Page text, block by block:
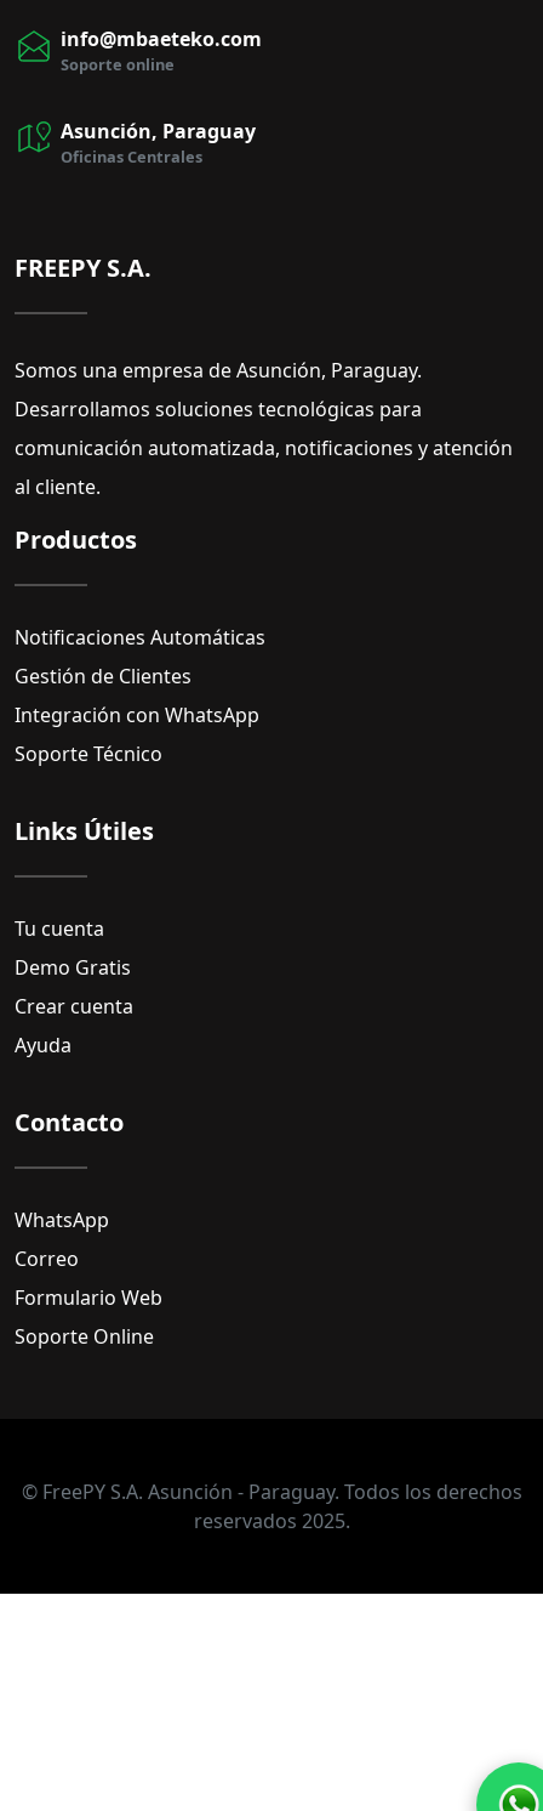
info@mbaeteko.com
Soporte online
Asunción, Paraguay
Oficinas Centrales
FREEPY S.A.
Somos una empresa de Asunción, Paraguay.
Desarrollamos soluciones tecnológicas para
comunicación automatizada, notificaciones y atención
al cliente.
Productos
Notificaciones Automáticas
Gestión de Clientes
Integración con WhatsApp
Soporte Técnico
Links Útiles
Tu cuenta
Demo Gratis
Crear cuenta
Ayuda
Contacto
WhatsApp
Correo
Formulario Web
Soporte Online
© FreePY S.A. Asunción - Paraguay. Todos los derechos
reservados 2025.